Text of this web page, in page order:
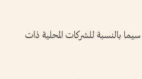
سيما بالنسبة للشركات المحلية ذات